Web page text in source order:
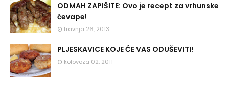
ODMAH ZAPIŠITE: Ovo je recept za vrhunske
ćevape!
travnja 26, 2013
PLJESKAVICE KOJE ĆE VAS ODUŠEVITI!
kolovoza 02, 2011